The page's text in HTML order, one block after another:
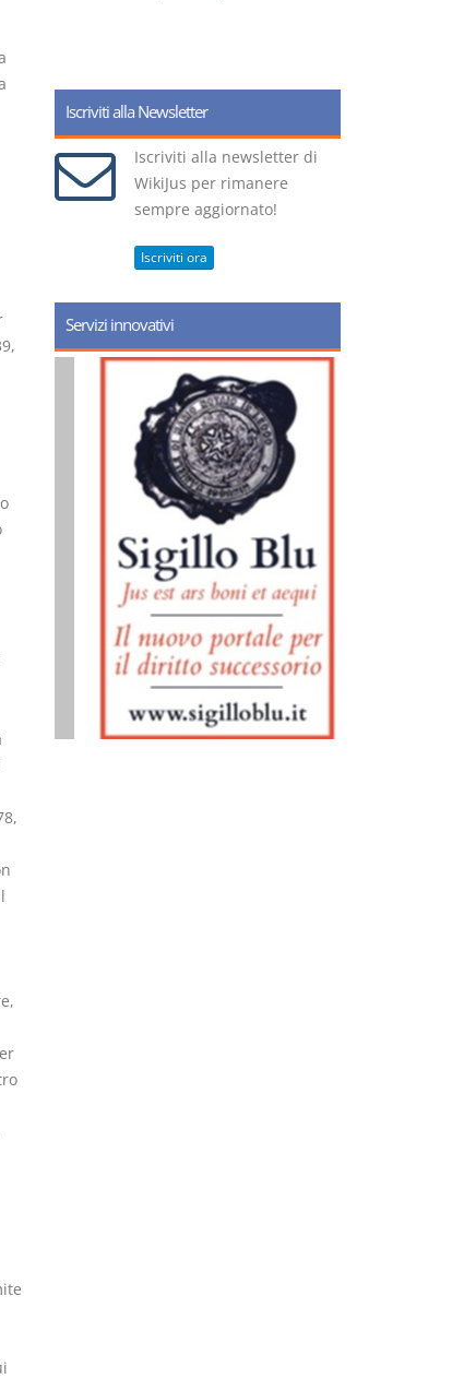
Iscriviti alla Newsletter
Iscriviti alla newsletter di
WikiJus per rimanere
sempre aggiornato!
Iscriviti ora
Servizi innovativi